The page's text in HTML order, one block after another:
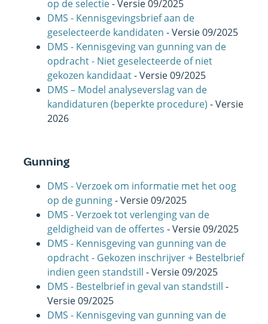
op de selectie- Versie 09/2025
DMS - Kennisgevingsbrief aan de
geselecteerde kandidaten - Versie 09/2025
DMS - Kennisgeving van gunning van de
opdracht - Niet geselecteerde of niet
gekozen kandidaat- Versie 09/2025
DMS – Model analyseverslag van de
kandidaturen (beperkte procedure) - Versie
2026
Gunning
DMS - Verzoek om informatie met het oog
op de gunning- Versie 09/2025
DMS - Verzoek tot verlenging van de
geldigheid van de offertes - Versie 09/2025
DMS - Kennisgeving van gunning van de
opdracht - Gekozen inschrijver + Bestelbrief
indien geen standstill - Versie 09/2025
DMS - Bestelbrief in geval van standstill -
Versie 09/2025
DMS - Kennisgeving van gunning van de